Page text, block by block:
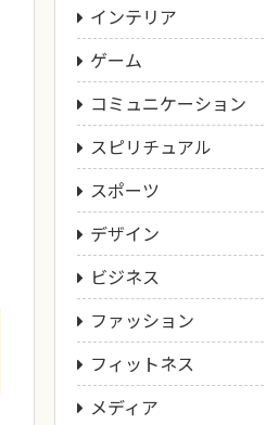
インテリア
ゲーム
コミュニケーション
スピリチュアル
スポーツ
デザイン
ビジネス
ファッション
フィットネス
メディア